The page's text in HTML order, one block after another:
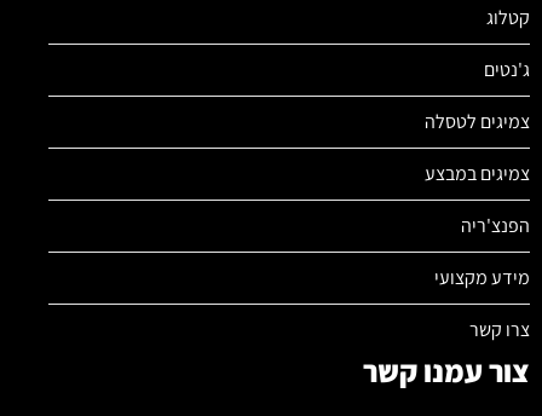
קטלוג
ג'נטים
צמיגים לטסלה
צמיגים במבצע
הפנצ'ריה
מידע מקצועי
צרו קשר
צור עמנו קשר